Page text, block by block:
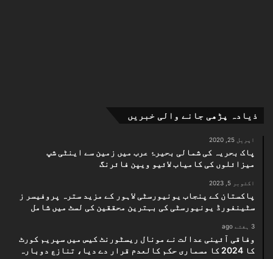
ذیادہ پڑھی جانے والی خبریں
اپریل 25, 2020
پاک بحریہ کی شمالی بحیرۂ عرب میں زمین سے اینٹی شپ
میزائلوں کی کامیاب لائیو ویپن فائرنگ
اکتوبر 5, 2023
پاکستان کے پنجاب یونیورسٹی لاہور کے مزید سترہ پروفیسر ز
سٹینفورڈ یونیورسٹی کی بہترین محققین کی لسٹ میں شامل
3 ہفتے ago
وفاقی آئینی عدالت نے مونال ریسٹورنٹ کیس میں سپریم کورٹ
کا 2024 کا مسماری حکم کالعدم قرار دے دیا، تنازع دوبارہ